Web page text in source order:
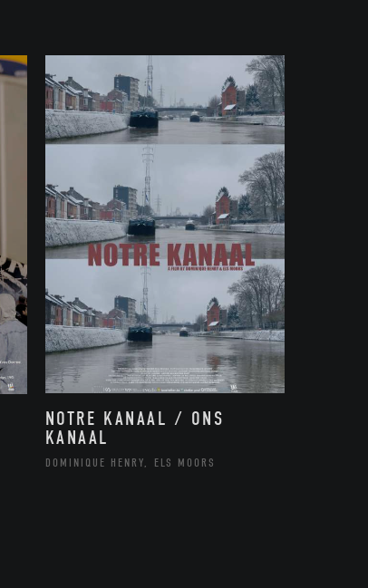
NOTRE KANAAL / ONS
KANAAL
DOMINIQUE HENRY, ELS MOORS